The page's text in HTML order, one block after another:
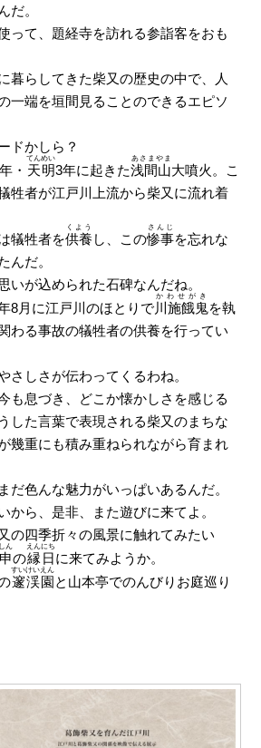
だ。
って、題経寺を訪れる参詣客をおも
暮らしてきた柴又の歴史の中で、人
一端を垣間見ることのできるエピソ
ドかしら？
・ 天明
てんめい
3年に起きた浅間山
あさまやま
大噴火。こ
牲者が江戸川上流から柴又に流れ着
犠牲者を供養
くよう
し、この惨事
さんじ
を忘れな
んだ。
いが込められた石碑なんだね。
8月に江戸川のほとりで川施餓鬼
かわせがき
を執
わる事故の犠牲者の供養を行ってい
さしさが伝わってくるわね。
も息づき、どこか懐かしさを感じる
した言葉で表現される柴又のまちな
幾重にも積み重ねられながら育まれ
だ色んな魅力がいっぱいあるんだ。
から、是非、また遊びに来てよ。
の四季折々の風景に触れてみたい
ん
の縁日
えんにち
に来てみようか。
邃渓園
すいけいえん
と山本亭でのんびりお庭巡り